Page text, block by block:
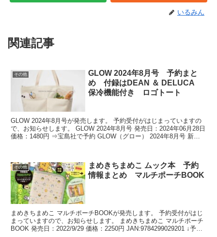
いるみん
関連記事
その他
GLOW 2024年8月号 予約まと
め 付録はDEAN ＆ DELUCA
保冷機能付き ロゴトート
GLOW 2024年8月号が発売します。 予約受付がはじまっていますの
で、お知らせします。 GLOW 2024年8月号 発売日：2024年06月28日
価格：1480円 ⇒宝島社で予約 GLOW（グロー） 2024年8月号 新品
その他
まめきちまめこ ムック本 予約
情報まとめ マルチポーチBOOK
まめきちまめこ マルチポーチBOOKが発売します。 予約受付がはじ
まっていますので、お知らせします。 まめきちまめこ マルチポーチ
BOOK 発売日：2022/9/29 価格：2250円 JAN:9784299029201 ↓予約